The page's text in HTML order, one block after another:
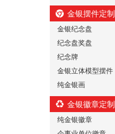
金银摆件定制
金银纪念盘
纪念盘奖盘
纪念牌
金银立体模型摆件
纯金银画
金银徽章定制
纯金银徽章